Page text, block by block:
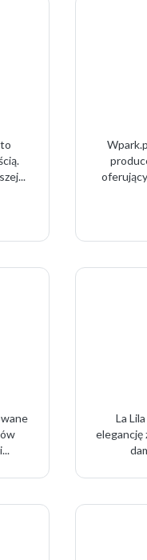
La
elegancję